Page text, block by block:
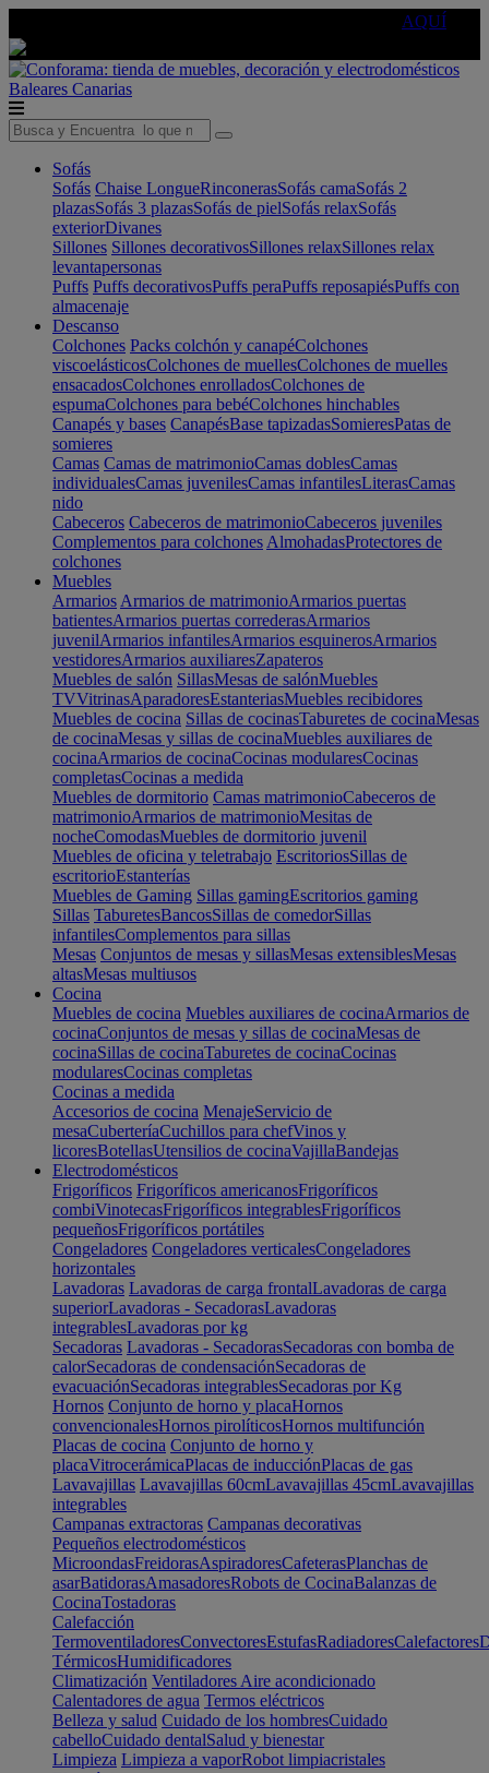
AQUÍ
Baleares Canarias
Sofás
Sofás Chaise LongueRinconerasSofás camaSofás 2
plazasSofás 3 plazasSofás de pielSofás relaxSofás
exteriorDivanes
Sillones Sillones decorativosSillones relaxSillones relax
levantapersonas
Puffs Puffs decorativosPuffs peraPuffs reposapiésPuffs con
almacenaje
Descanso
Colchones Packs colchón y canapéColchones
viscoelásticosColchones de muellesColchones de muelles
ensacadosColchones enrolladosColchones de
espumaColchones para bebéColchones hinchables
Canapés y bases CanapésBase tapizadasSomieresPatas de
somieres
Camas Camas de matrimonioCamas doblesCamas
individualesCamas juvenilesCamas infantilesLiterasCamas
nido
Cabeceros Cabeceros de matrimonioCabeceros juveniles
Complementos para colchones AlmohadasProtectores de
colchones
Muebles
Armarios Armarios de matrimonioArmarios puertas
batientesArmarios puertas correderasArmarios
juvenilArmarios infantilesArmarios esquinerosArmarios
vestidoresArmarios auxiliaresZapateros
Muebles de salón SillasMesas de salónMuebles
TVVitrinasAparadoresEstanteriasMuebles recibidores
Muebles de cocina Sillas de cocinasTaburetes de cocinaMesas
de cocinaMesas y sillas de cocinaMuebles auxiliares de
cocinaArmarios de cocinaCocinas modularesCocinas
completasCocinas a medida
Muebles de dormitorio Camas matrimonioCabeceros de
matrimonioArmarios de matrimonioMesitas de
nocheComodasMuebles de dormitorio juvenil
Muebles de oficina y teletrabajo EscritoriosSillas de
escritorioEstanterías
Muebles de Gaming Sillas gamingEscritorios gaming
Sillas TaburetesBancosSillas de comedorSillas
infantilesComplementos para sillas
Mesas Conjuntos de mesas y sillasMesas extensiblesMesas
altasMesas multiusos
Cocina
Muebles de cocina Muebles auxiliares de cocinaArmarios de
cocinaConjuntos de mesas y sillas de cocinaMesas de
cocinaSillas de cocinaTaburetes de cocinaCocinas
modularesCocinas completas
Cocinas a medida
Accesorios de cocina MenajeServicio de
mesaCuberteríaCuchillos para chefVinos y
licoresBotellasUtensilios de cocinaVajillaBandejas
Electrodomésticos
Frigoríficos Frigoríficos americanosFrigoríficos
combiVinotecasFrigoríficos integrablesFrigoríficos
pequeñosFrigoríficos portátiles
Congeladores Congeladores verticalesCongeladores
horizontales
Lavadoras Lavadoras de carga frontalLavadoras de carga
superiorLavadoras - SecadorasLavadoras
integrablesLavadoras por kg
Secadoras Lavadoras - SecadorasSecadoras con bomba de
calorSecadoras de condensaciónSecadoras de
evacuaciónSecadoras integrablesSecadoras por Kg
Hornos Conjunto de horno y placaHornos
convencionalesHornos pirolíticosHornos multifunción
Placas de cocina Conjunto de horno y
placaVitrocerámicaPlacas de inducciónPlacas de gas
Lavavajillas Lavavajillas 60cmLavavajillas 45cmLavavajillas
integrables
Campanas extractoras Campanas decorativas
Pequeños electrodomésticos
MicroondasFreidorasAspiradoresCafeterasPlanchas de
asarBatidorasAmasadoresRobots de CocinaBalanzas de
CocinaTostadoras
Calefacción
TermoventiladoresConvectoresEstufasRadiadoresCalefactores
TérmicosHumidificadores
Climatización Ventiladores Aire acondicionado
Calentadores de agua Termos eléctricos
Belleza y salud Cuidado de los hombresCuidado
cabelloCuidado dentalSalud y bienestar
Limpieza Limpieza a vaporRobot limpiacristales